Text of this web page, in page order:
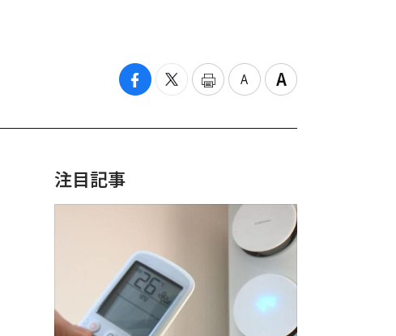
注目記事